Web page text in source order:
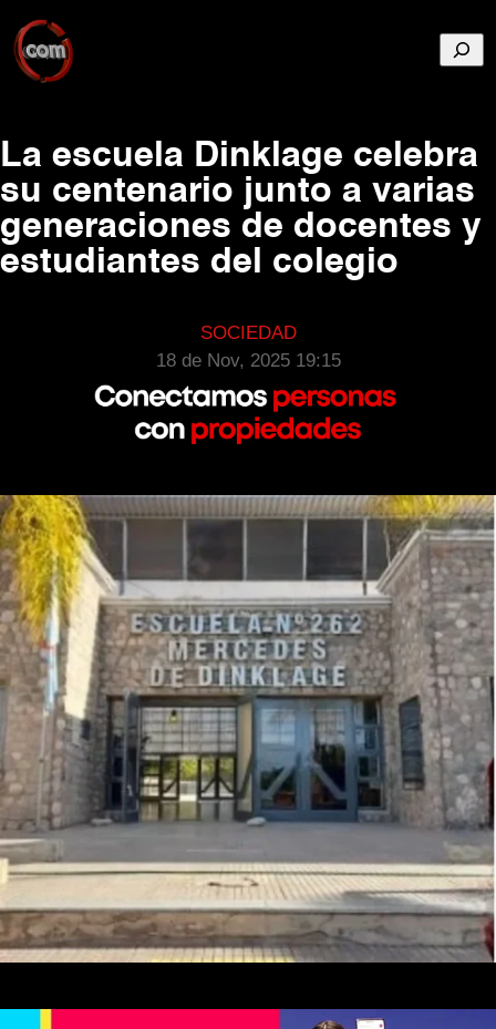
La escuela Dinklage celebra
su centenario junto a varias
generaciones de docentes y
estudiantes del colegio
SOCIEDAD
18 de Nov, 2025 19:15